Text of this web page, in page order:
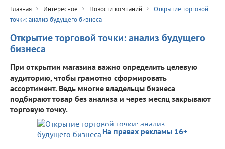
Главная Интересное Новости компаний
Открытие торговой
точки: анализ будущего бизнеса
Открытие торговой точки: анализ будущего
бизнеса
При открытии магазина важно определить целевую
аудиторию, чтобы грамотно сформировать
ассортимент. Ведь многие владельцы бизнеса
подбирают товар без анализа и через месяц закрывают
торговую точку.
На правах рекламы 16+